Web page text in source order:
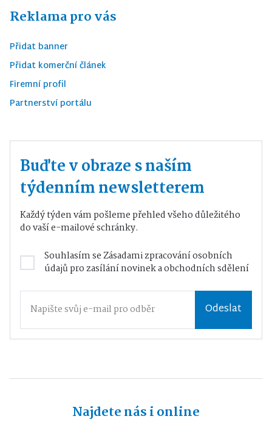
Reklama pro vás
Přidat banner
Přidat komerční článek
Firemní profil
Partnerství portálu
Buďte v obraze s naším
týdenním newsletterem
Každý týden vám pošleme přehled všeho důležitého
do vaší e-mailové schránky.
Souhlasím seZásadami zpracování osobních
údajůpro zasílání novinek a obchodních sdělení
Odeslat
Najdete nás i online